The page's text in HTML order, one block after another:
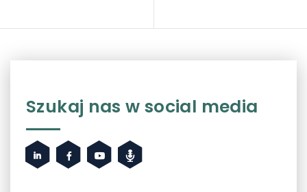
Szukaj nas w social media